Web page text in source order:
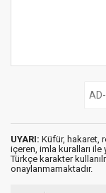
UYARI: Küfür, hakaret,
içeren, imla kuralları ile
Türkçe karakter
onaylanmamaktadır.